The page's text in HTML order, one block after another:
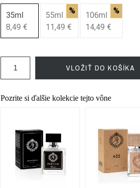
35ml
8,49 €
55ml %
11,49 €
106ml %
14,49 €
VLOŽIŤ DO KOŠÍKA
Pozrite si ďalšie kolekcie tejto vône